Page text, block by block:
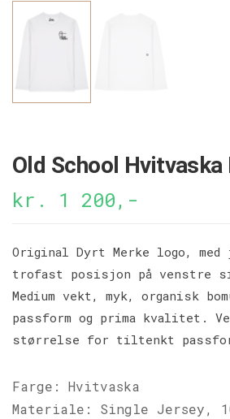
Old School Hvitvaska
kr. 1 200,-
Original Dyrt Merke logo,
trofast posisjon på venstre
Medium vekt, myk, organisk
passform og prima kvalitet.
størrelse for tiltenkt
Farge: Hvitvaska
Materiale: Single Jersey,